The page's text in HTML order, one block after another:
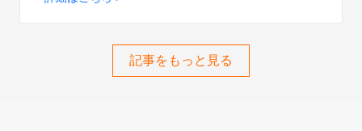
記事をもっと見る